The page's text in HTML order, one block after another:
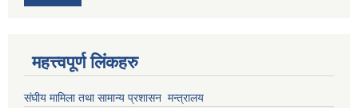
महत्त्वपूर्ण लिंकहरु
संघीय मामिला तथा सामान्य प्रशासन मन्त्रालय